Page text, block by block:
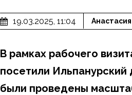
19.03.2025, 11:04
В рамках рабочего
посетили Ильпанурский
были проведены